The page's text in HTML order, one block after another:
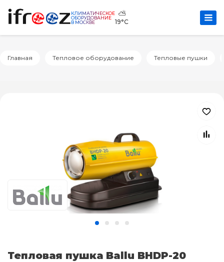
КЛИМАТИЧЕСКОЕ
ОБОРУДОВАНИЕ
В МОСКВЕ
⛅
19°C
Главная Тепловое оборудование Тепловые пушки
Тепловая пушка Ballu BHDP-20